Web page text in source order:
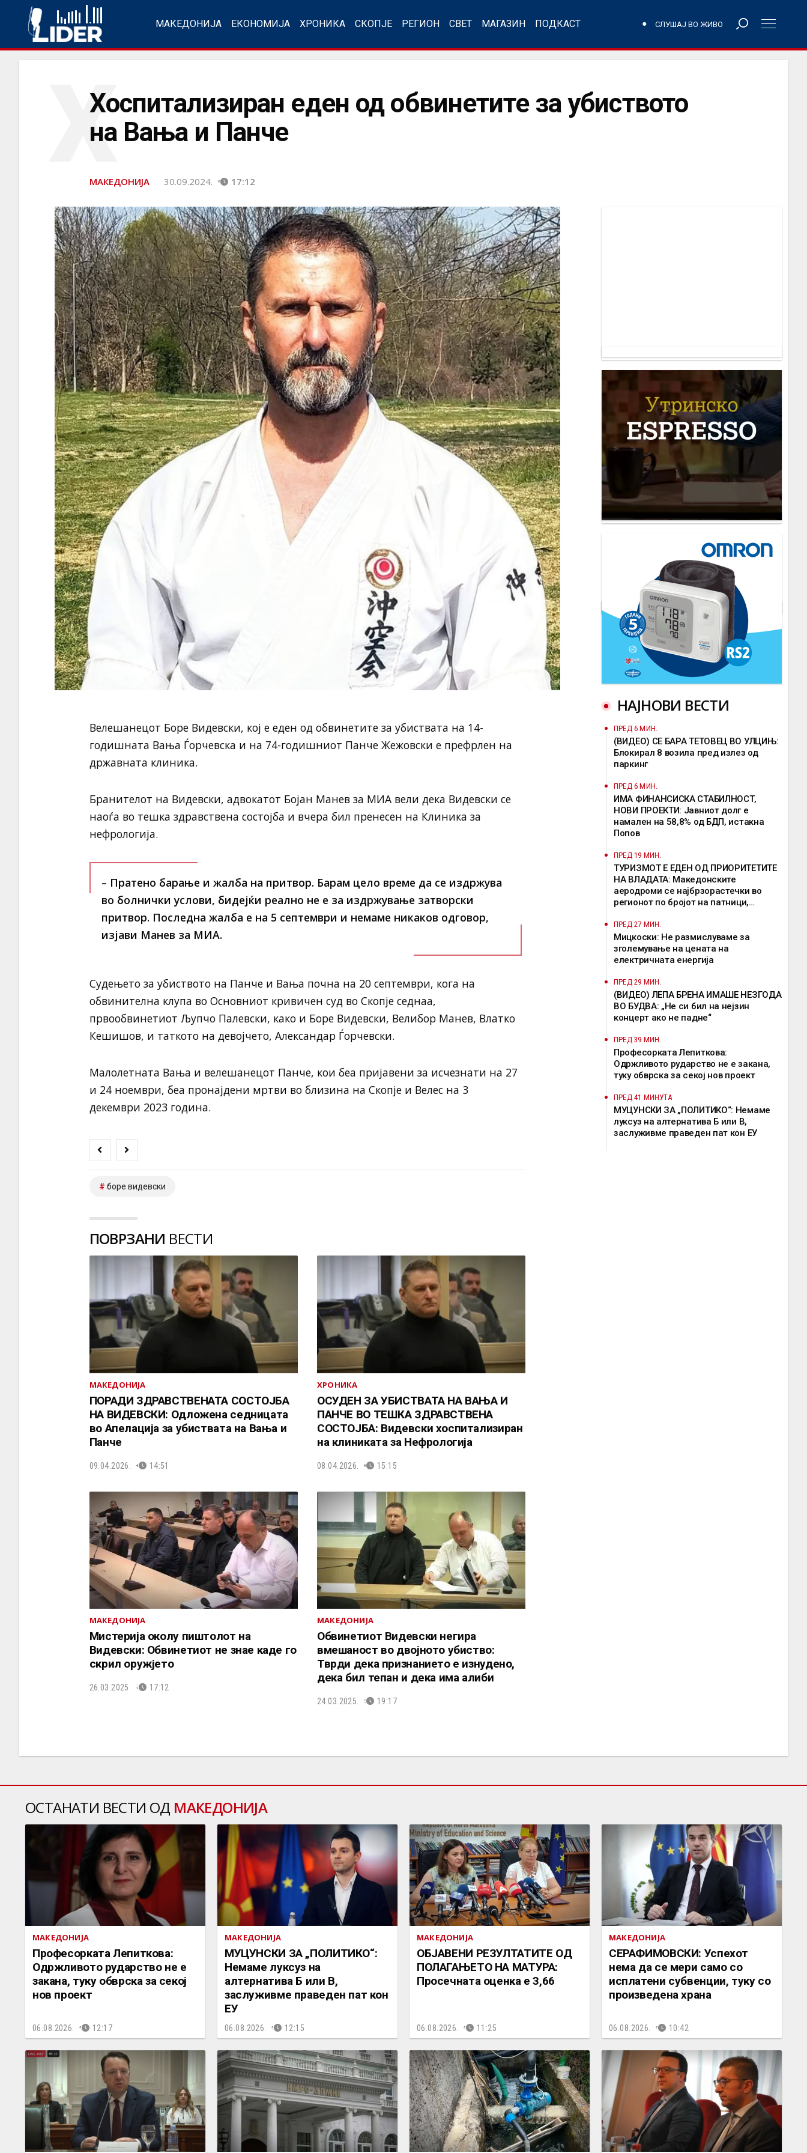
МАКЕДОНИЈА ЕКОНОМИЈА ХРОНИКА СКОПЈЕ РЕГИОН СВЕТ МАГАЗИН ПОДКАСТ СЛУШАЈ ВО ЖИВО
Хоспитализиран еден од обвинетите за убиството
на Вања и Панче
Х
МАКЕДОНИЈА 30.09.2024. 17:12
Велешанецот Боре Видевски, кој е еден од обвинетите за убиствата на 14-
годишната Вања Ѓорчевска и на 74-годишниот Панче Жежовски е префрлен на
државната клиника.
Бранителот на Видевски, адвокатот Бојан Манев за МИА вели дека Видевски се
наоѓа во тешка здравствена состојба и вчера бил пренесен на Клиника за
нефрологија.
– Пратено барање и жалба на притвор. Барам цело време да се издржува
во болнички услови, бидејќи реално не е за издржување затворски
притвор. Последна жалба е на 5 септември и немаме никаков одговор,
изјави Манев за МИА.
Судењето за убиството на Панче и Вања почна на 20 септември, кога на
обвинителна клупа во Основниот кривичен суд во Скопје седнаа,
првообвинетиот Љупчо Палевски, како и Боре Видевски, Велибор Манев, Влатко
Кешишов, и таткото на девојчето, Александар Ѓорчевски.
Малолетната Вања и велешанецот Панче, кои беа пријавени за исчезнати на 27
и 24 ноември, беа пронајдени мртви во близина на Скопје и Велес на 3
декември 2023 година.
боре видевски
ПОВРЗАНИ ВЕСТИ
МАКЕДОНИЈА
ПОРАДИ ЗДРАВСТВЕНАТА СОСТОЈБА
НА ВИДЕВСКИ: Одложена седницата
во Апелација за убиствата на Вања и
Панче
09.04.2026. 14:51
ХРОНИКА
ОСУДЕН ЗА УБИСТВАТА НА ВАЊА И
ПАНЧЕ ВО ТЕШКА ЗДРАВСТВЕНА
СОСТОЈБА: Видевски хоспитализиран
на клиниката за Нефрологија
08.04.2026. 15:15
МАКЕДОНИЈА
Мистерија околу пиштолот на
Видевски: Обвинетиот не знае каде го
скрил оружјето
26.03.2025. 17:12
МАКЕДОНИЈА
Обвинетиот Видевски негира
вмешаност во двојното убиство:
Тврди дека признанието е изнудено,
дека бил тепан и дека има алиби
24.03.2025. 19:17
НАЈНОВИ ВЕСТИ
ПРЕД 6 МИН.
(ВИДЕО) СЕ БАРА ТЕТОВЕЦ ВО УЛЦИЊ:
Блокирал 8 возила пред излез од
паркинг
ПРЕД 6 МИН.
ИМА ФИНАНСИСКА СТАБИЛНОСТ,
НОВИ ПРОЕКТИ: Јавниот долг е
намален на 58,8% од БДП, истакна
Попов
ПРЕД 19 МИН.
ТУРИЗМОТ Е ЕДЕН ОД ПРИОРИТЕТИТЕ
НА ВЛАДАТА: Македонските
аеродроми се најбрзорастечки во
регионот по бројот на патници,
ПРЕД 27 МИН.
Мицкоски: Не размислуваме за
зголемување на цената на
електричната енергија
ПРЕД 29 МИН.
(ВИДЕО) ЛЕПА БРЕНА ИМАШЕ НЕЗГОДА
ВО БУДВА: „Не си бил на нејзин
концерт ако не падне“
ПРЕД 39 МИН.
Професорката Лепиткова:
Одржливото рударство не е закана,
туку обврска за секој нов проект
ПРЕД 41 МИНУТА
МУЦУНСКИ ЗА „ПОЛИТИКО“: Немаме
луксуз на алтернатива Б или В,
заслуживме праведен пат кон ЕУ
ОСТАНАТИ ВЕСТИ ОД МАКЕДОНИЈА
МАКЕДОНИЈА
Професорката Лепиткова:
Одржливото рударство не е
закана, туку обврска за секој
нов проект
06.08.2026. 12:17
МАКЕДОНИЈА
МУЦУНСКИ ЗА „ПОЛИТИКО“:
Немаме луксуз на
алтернатива Б или В,
заслуживме праведен пат кон
ЕУ
06.08.2026. 12:15
МАКЕДОНИЈА
ОБЈАВЕНИ РЕЗУЛТАТИТЕ ОД
ПОЛАГАЊЕТО НА МАТУРА:
Просечната оценка е 3,66
06.08.2026. 11:25
МАКЕДОНИЈА
СЕРАФИМОВСКИ: Успехот
нема да се мери само со
исплатени субвенции, туку со
произведена храна
06.08.2026. 10:42